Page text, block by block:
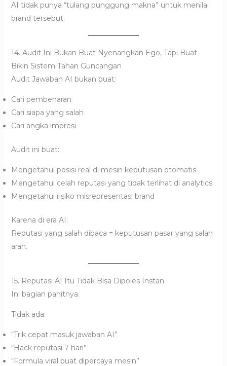
AI tidak punya “tulang punggung makna” untuk menilai
brand tersebut.
14. Audit Ini Bukan Buat Nyenangkan Ego, Tapi Buat
Bikin Sistem Tahan Guncangan
Audit Jawaban AI bukan buat:
Cari pembenaran
Cari siapa yang salah
Cari angka impresi
Audit ini buat:
Mengetahui posisi real di mesin keputusan otomatis
Mengetahui celah reputasi yang tidak terlihat di analytics
Mengetahui risiko misrepresentasi brand
Karena di era AI:
Reputasi yang salah dibaca = keputusan pasar yang salah
arah.
15. Reputasi AI Itu Tidak Bisa Dipoles Instan
Ini bagian pahitnya.
Tidak ada:
“Trik cepat masuk jawaban AI”
“Hack reputasi 7 hari”
“Formula viral buat dipercaya mesin”